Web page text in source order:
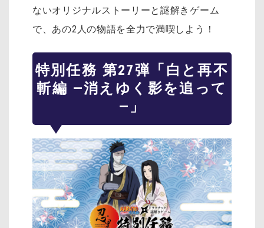
ないオリジナルストーリーと謎解きゲーム
で、あの2人の物語を全力で満喫しよう！
特別任務 第27弾「白と再不
斬編 ―消えゆく影を追って
―」